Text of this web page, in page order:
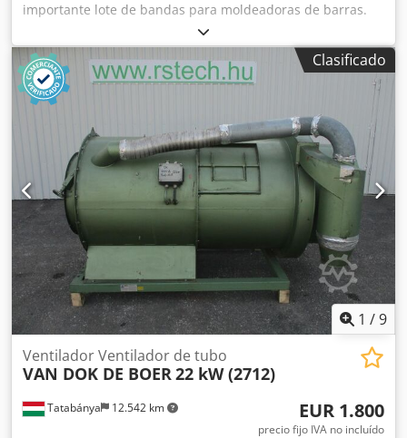
importante lote de bandas para moldeadoras de barras.
Marcas disponibles: - MAJOR - BONGARD - MERAND
TENOR/TREGOR - BERTRAND EURO2000 - BERTRAND
EUROMAP - JAC - PANIRECORD F73 - PANIRECORD F60/F57 -
SINMAG - PAVAILLER - STAFF Precios unitarios y al por
mayor. Dcedpfozqt Tcsx Adhok Se venden en kits
completos para una moldeadora, que incluyen: - Banda
delantera - Banda trasera - Banda inferior de refuerzo -
Banda de recepción
Clasificado
1 /9
Tatabánya 12.542 km
Ventilador Ventilador de tubo
VAN DOK DE BOER22 kW (2712)
EUR 1.800
precio fijo IVA no incluído